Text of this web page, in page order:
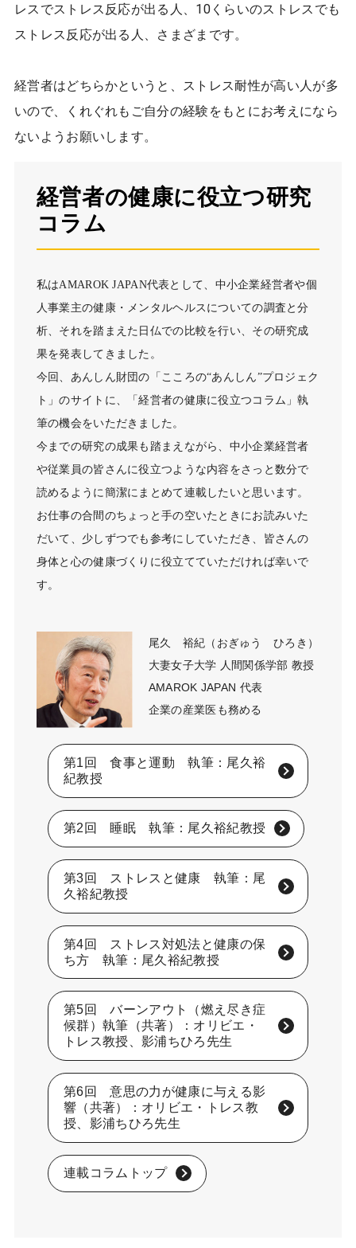
レスでストレス反応が出る人、10くらいのストレスでも
ストレス反応が出る人、さまざまです。
経営者はどちらかというと、ストレス耐性が高い人が多
いので、くれぐれもご自分の経験をもとにお考えになら
ないようお願いします。
経営者の健康に役立つ研究
コラム
私はAMAROK JAPAN代表として、中小企業経営者や個
人事業主の健康・メンタルヘルスについての調査と分
析、それを踏まえた日仏での比較を行い、その研究成
果を発表してきました。
今回、あんしん財団の「こころの“あんしん”プロジェク
ト」のサイトに、「経営者の健康に役立つコラム」執
筆の機会をいただきました。
今までの研究の成果も踏まえながら、中小企業経営者
や従業員の皆さんに役立つような内容をさっと数分で
読めるように簡潔にまとめて連載したいと思います。
お仕事の合間のちょっと手の空いたときにお読みいた
だいて、少しずつでも参考にしていただき、皆さんの
身体と心の健康づくりに役立てていただければ幸いで
す。
尾久 裕紀（おぎゅう ひろき）
大妻女子大学 人間関係学部 教授
AMAROK JAPAN 代表
企業の産業医も務める
第1回 食事と運動 執筆：尾久裕
紀教授
第2回 睡眠 執筆：尾久裕紀教授
第3回 ストレスと健康 執筆：尾
久裕紀教授
第4回 ストレス対処法と健康の保
ち方 執筆：尾久裕紀教授
第5回 バーンアウト（燃え尽き症
候群）執筆（共著）：オリビエ・
トレス教授、影浦ちひろ先生
第6回 意思の力が健康に与える影
響（共著）：オリビエ・トレス教
授、影浦ちひろ先生
連載コラムトップ